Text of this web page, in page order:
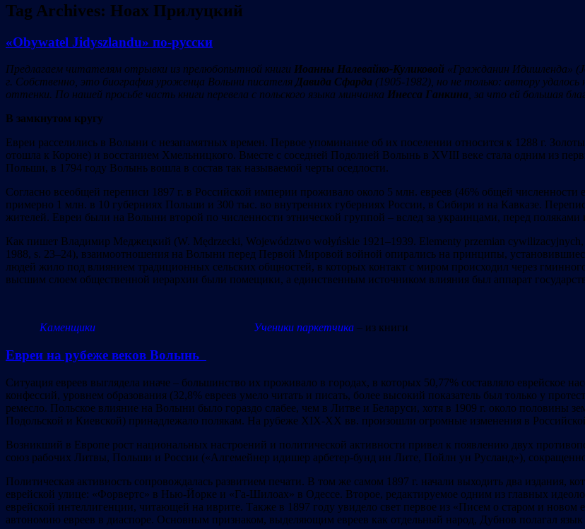
Tag Archives: Ноах Прилуцкий
«Obywatel Jidyszlandu» по-русски
Предлагаем читателям отрывки из прелюбопытной книги Иоанны Налевайко-Куликовой «Гражданин Идишленда» (
г. Собственно, это биография уроженца Волыни писателя Давида Сфарда (1905-1982), но не только: автору
оттенки. По нашей просьбе часть книги перевела с польского языка минчанка Инесса Ганкина , за что ей большая
В замкнутом кругу
Евреи расселились в Волыни с незапамятных времен. Первое упоминание об их поселении относится к 1288 г.
отошла к Короне) и восстанием Хмельницкого. Вместе с соседней Подолией Волынь в XVIII веке стала одним из
Польши, в 1794 году Волынь вошла в состав так называемой черты оседлости.
Согласно всеобщей переписи 1897 г. в Российской империи проживало около 5 млн. евреев (46% общей численности
примерно 1 млн. в 10 губерниях Польши и 300 тыс. во внутренних губерниях России, в Сибири и на Кавказе.
жителей. Евреи были на Волыни второй по численности этнической группой – вслед за украинцами, перед
Как пишет Владимир Меджецкий (W. Mędrzecki, Województwo wołyńskie 1921–1939. Elementy przemian
1988, s. 23–24), взаимоотношения на Волыни перед Первой Мировой войной опирались на принципы,
людей жило под влиянием традиционных сельских общностей, в которых контакт с миром происходил через
высшим слоем общественной иерархии были помещики, а единственным источником влияния был аппарат
Каменщики Ученики паркетчика – из книги
Евреи на рубеже веков Волынь
Ситуация евреев выглядела иначе – большинство их проживало в городах, в которых 50,77% составляло еврейское
конфессий, уровнем образования (32,8% евреев умело читать и писать, более высокий показатель был только у
ремесло. Польское влияние на Волыни было гораздо слабее, чем в Литве и Беларуси, хотя в 1909 г. около
Подольской и Киевской) принадлежало полякам. На рубеже XIX-XX вв. произошли огромные изменения в
Возникший в Европе рост национальных настроений и политической активности привел к появлению двух
союз рабочих Литвы, Польши и России («Алгемейнер идишер арбетер-бунд ин Лите, Пойлн ун Русланд»),
Политическая активность сопровождалась развитием печати. В том же самом 1897 г. начали выходить два издания,
еврейской улице: «Форвертс» в Нью-Йорке и «Га-Шилоах» в Одессе. Второе, редактируемое одним из главных
еврейской интеллигенции, читающей на иврите. Также в 1897 году увидело свет первое из «Писем о старом и
автономию евреев в диаспоре. Основным признаком, выделяющим евреев как отдельный народ, Дубнов полагал